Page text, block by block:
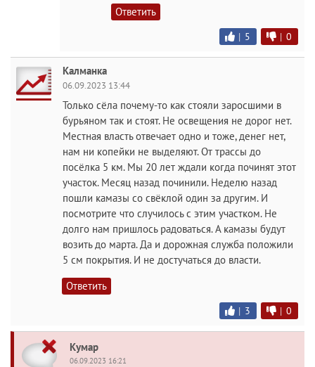
Ответить
| 5 | 0
Калманка
06.09.2023 13:44
Только сёла почему-то как стояли заросшими в
бурьяном так и стоят. Не освещения не дорог нет.
Местная власть отвечает одно и тоже, денег нет,
нам ни копейки не выделяют. От трассы до
посёлка 5 км. Мы 20 лет ждали когда починят этот
участок. Месяц назад починили. Неделю назад
пошли камазы со свёклой один за другим. И
посмотрите что случилось с этим участком. Не
долго нам пришлось радоваться. А камазы будут
возить до марта. Да и дорожная служба положили
5 см покрытия. И не достучаться до власти.
Ответить
| 3 | 0
Кумар
06.09.2023 16:21